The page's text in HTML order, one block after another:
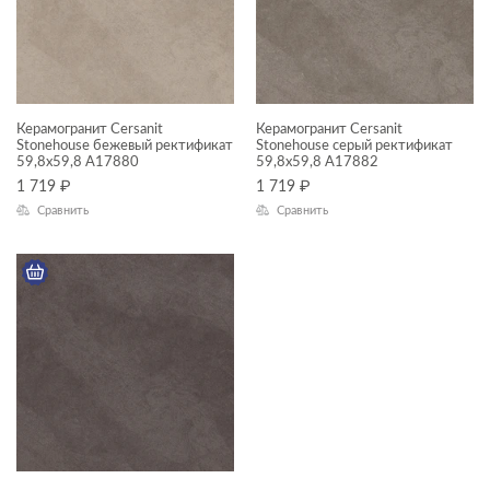
Amberwood
Antiquewood
Boston
НАЗНАЧЕНИЕ
Керамогранит Cersanit
Stonehouse бежевый ректификат
59,8x59,8 A17880
1 719 ₽
Сравнить
Керамогранит Cersanit
Stonehouse серый ректификат
59,8x59,8 A17882
1 719 ₽
Сравнить